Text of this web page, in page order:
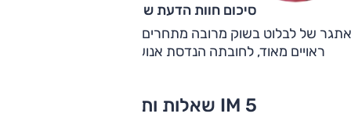
סיכום חוות הדעת של ניצן רז
ראויים מאוד, לחובתה הנדסת אנוש בעייתית ומסורבלת.
IM 5 שאלות ותשובות